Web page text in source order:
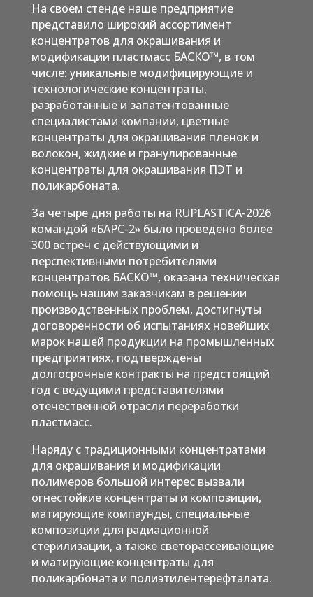
На своем стенде наше предприятие
представило широкий ассортимент
концентратов для окрашивания и
модификации пластмасс БАСКО™, в том
числе: уникальные модифицирующие и
технологические концентраты,
разработанные и запатентованные
специалистами компании, цветные
концентраты для окрашивания пленок и
волокон, жидкие и гранулированные
концентраты для окрашивания ПЭТ и
поликарбоната.
За четыре дня работы на RUPLASTICA-2026
командой «БАРС-2» было проведено более
300 встреч с действующими и
перспективными потребителями
концентратов БАСКО™, оказана техническая
помощь нашим заказчикам в решении
производственных проблем, достигнуты
договоренности об испытаниях новейших
марок нашей продукции на промышленных
предприятиях, подтверждены
долгосрочные контракты на предстоящий
год с ведущими представителями
отечественной отрасли переработки
пластмасс.
Наряду с традиционными концентратами
для окрашивания и модификации
полимеров большой интерес вызвали
огнестойкие концентраты и композиции,
матирующие компаунды, специальные
композиции для радиационной
стерилизации, а также светорассеивающие
и матирующие концентраты для
поликарбоната и полиэтилентерефталата.